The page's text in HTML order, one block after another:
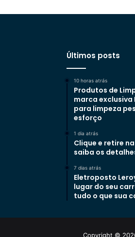
Últimos posts
10 horas atrás
Produtos de
marca exclusiva
para limpeza
esforço
1 dia atrás
Clique e retire
saiba os
7 dias atrás
Eletroposto
lugar do seu
tudo o que sua
Copyright ©